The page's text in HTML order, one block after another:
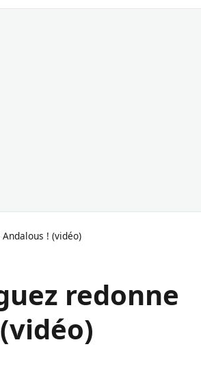
Andalous ! (vidéo)
redonne